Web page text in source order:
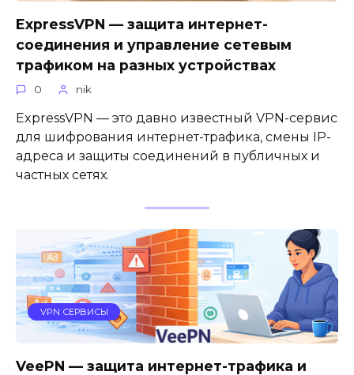
ExpressVPN — защита интернет-
соединения и управление сетевым
трафиком на разных устройствах
0 nik
ExpressVPN — это давно известный VPN-сервис
для шифрования интернет-трафика, смены IP-
адреса и защиты соединений в публичных и
частных сетях.
VPN СЕРВИСЫ
VeePN — защита интернет-трафика и